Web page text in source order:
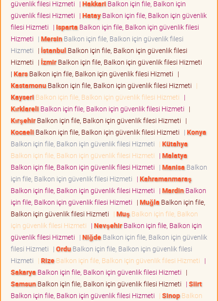
güvenlik filesi Hizmeti | Hakkari Balkon için file, Balkon için
güvenlik filesi Hizmeti | HatayBalkon için file, Balkon için güvenlik
filesi Hizmeti | Isparta Balkon için file, Balkon için güvenlik filesi
Hizmeti | MersinBalkon için file, Balkon için güvenlik filesi
Hizmeti | İstanbul Balkon için file, Balkon için güvenlik filesi
Hizmeti | İzmirBalkon için file, Balkon için güvenlik filesi Hizmeti
| KarsBalkon için file, Balkon için güvenlik filesi Hizmeti |
KastamonuBalkon için file, Balkon için güvenlik filesi Hizmeti |
Kayseri Balkon için file, Balkon için güvenlik filesi Hizmeti |
Kırklareli Balkon için file, Balkon için güvenlik filesi Hizmeti |
KırşehirBalkon için file, Balkon için güvenlik filesi Hizmeti |
Kocaeli Balkon için file, Balkon için güvenlik filesi Hizmeti | Konya
Balkon için file, Balkon için güvenlik filesi Hizmeti | Kütahya
Balkon için file, Balkon için güvenlik filesi Hizmeti | Malatya
Balkon için file, Balkon için güvenlik filesi Hizmeti | Manisa Balkon
için file, Balkon için güvenlik filesi Hizmeti | Kahramanmaraş
Balkon için file, Balkon için güvenlik filesi Hizmeti | MardinBalkon
için file, Balkon için güvenlik filesi Hizmeti | Muğla Balkon için file,
Balkon için güvenlik filesi Hizmeti | Muş Balkon için file, Balkon
için güvenlik filesi Hizmeti | NevşehirBalkon için file, Balkon için
güvenlik filesi Hizmeti | NiğdeBalkon için file, Balkon için güvenlik
filesi Hizmeti | OrduBalkon için file, Balkon için güvenlik filesi
Hizmeti | RizeBalkon için file, Balkon için güvenlik filesi Hizmeti |
Sakarya Balkon için file, Balkon için güvenlik filesi Hizmeti |
SamsunBalkon için file, Balkon için güvenlik filesi Hizmeti | Siirt
Balkon için file, Balkon için güvenlik filesi Hizmeti | SinopBalkon